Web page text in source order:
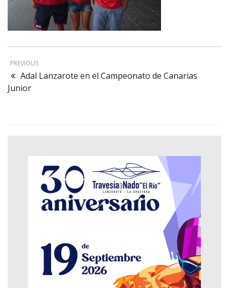
PREVIOUS
Adal Lanzarote en el Campeonato de Canarias
Junior